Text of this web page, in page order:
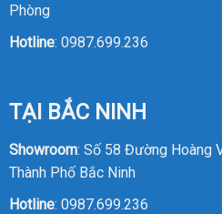
Phòng
Hotline: 0987.699.236
TẠI BẮC NINH
Showroom: Số 58 Đường Hoàng
Thành Phố Bắc Ninh
Hotline: 0987.699.236